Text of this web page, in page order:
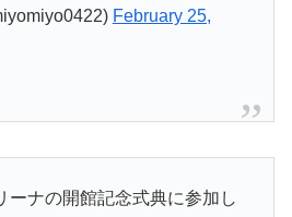
February 25,
ーナの開館記念式典に参加し